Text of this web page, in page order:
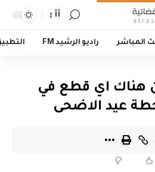
أأ
المباشر راديو الرشيد FM
هناك اي قطع في
عيد الاضحى